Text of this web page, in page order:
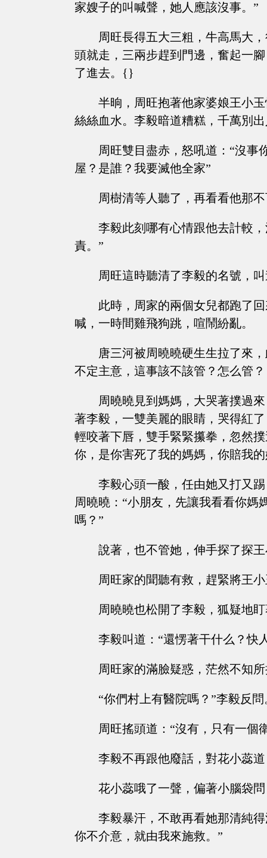
家嫂子的叫喊聲，她人應該沒事。”
周旺長得五大三粗，牛高馬大
頭就走，三兩步趕到門邊，奮起一
了進去。{}
半晌，周旺抱著他家婆娘王小
絲絲血水。李毅暗道糟糕，千萬別
周旺雙目盡赤，怒吼道：“沒事
屋？是誰？我要滅他全家”
周樹清等人聽了，再看看他那
李毅此刻哪有心情跟他去計較
責。”
周旺這時聽清了李毅的名號，
此時，周家的兩個女兒都跑了
喊，一時間雞飛狗跳，喧鬧紛亂。
唐三河被周曉曉硬生生拉了來
不定主意，這事該不該管？怎么管？
周曉曉見到媽媽，大哭著撲過
著李毅，一雙美麗的眼睛，哭得紅
輕咬著下唇，雙手緊緊攥拳，忽然
你，是你害死了我的媽媽，你賠我的
李毅心頭一酸，任由她又打又
周曉曉：“小朋友，先讓我看看你媽
嗎？”
說著，也不管她，伸手探了探
周旺家的聞聽有救，趕緊將王
周曉曉也松開了李毅，狐疑地
李毅叫道：“還愣著干什么？快
周旺家的滿臉疑惑，茫然不知
“你們村上有醫院嗎？”李毅反問
周旺搖頭道：“沒有，只有一個
李毅不再跟他廢話，對花小蕊
花小蕊哦了一聲，偏著小腦袋
李毅暴汗，不敢再看她那清純
你不介意，就由我來施救。”